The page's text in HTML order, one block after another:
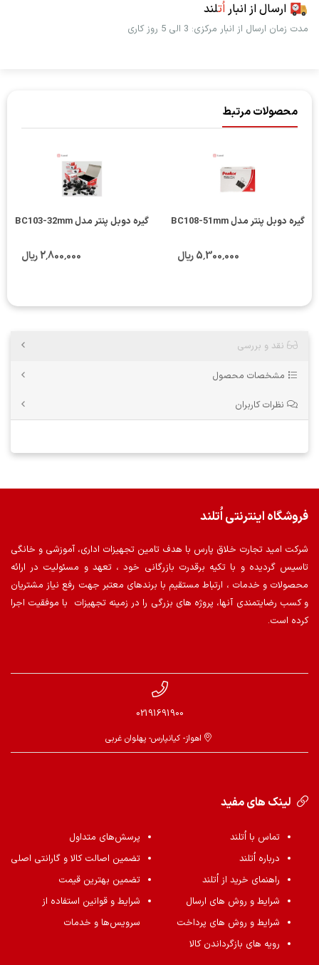
ارسال از انباراُتلند
مدت زمان ارسال از انبار مرکزی: 3 الی 5 روز کاری
محصولات مرتبط
گیره دوبل پنتر مدل BC108-51mm
5٬300٬000 ریال
گیره دوبل پنتر مدل BC103-32mm
2٬800٬000 ریال
نقد و بررسی
مشخصات محصول
نظرات کاربران
فروشگاه اینترنتی اُتلند
شرکت امید تجارت خلاق پارس با هدف تامین تجهیزات اداری، آموزشی و خانگی
تاسیس گردیده و با تکیه برقدرت بازرگانی خود ، تعهد و مسئولیت در ارائه
محصولات و خدمات ، ارتباط مستقیم با برندهای معتبر جهت رفع نیاز مشتریان
و کسب رضایتمندی آنها، پروژه های بزرگی را در زمینه تجهیزات با موفقیت اجرا
کرده است.
02191691900
اهواز- کیانپارس- پهلوان غربی
لینک های مفید
تماس با اُتلند
درباره اُتلند
راهنمای خرید از اُتلند
شرایط و روش های ارسال
شرایط و روش های پرداخت
رویه های بازگرداندن کالا
پرسش‌های متداول
تضمین اصالت کالا و گارانتی اصلی
تضمین بهترین قیمت
شرایط و قوانین استفاده از
سرویس‌ها و خدمات